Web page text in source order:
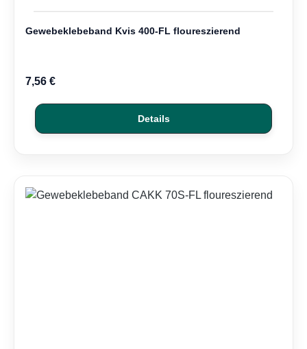
Gewebeklebeband Kvis 400-FL floureszierend
7,56 €
Details